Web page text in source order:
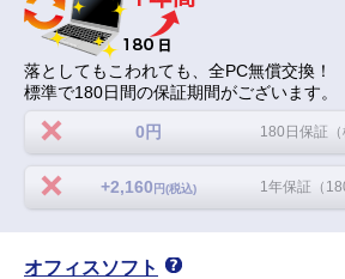
落としてもこわれても、全PC無償交換！
標準で180日間の保証期間がございます。
0円 180日保証（
+2,160 円(税込) 1年保証（
オフィスソフト